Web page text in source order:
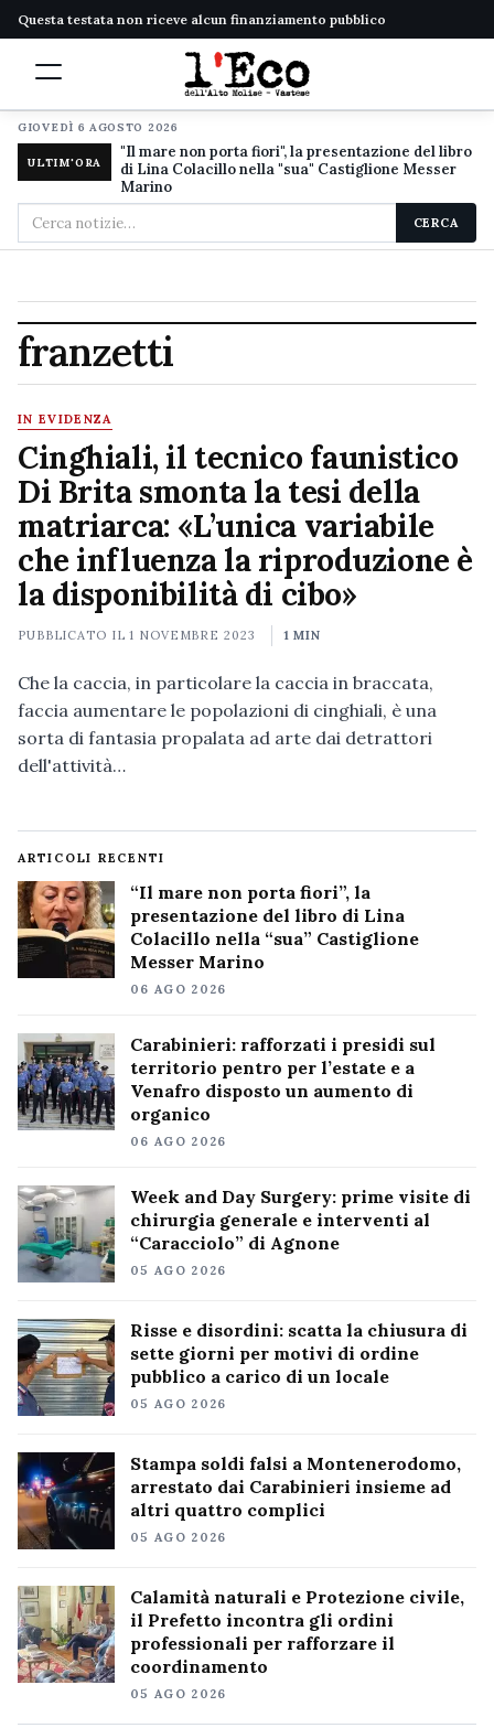
Questa testata non riceve alcun finanziamento pubblico
GIOVEDÌ 6 AGOSTO 2026
ULTIM'ORA
"Il mare non porta fiori", la presentazione del libro
di Lina Colacillo nella "sua" Castiglione Messer
Marino
Cerca
nel
CERCA
franzetti
IN EVIDENZA
Cinghiali, il tecnico faunistico
Di Brita smonta la tesi della
matriarca: «L’unica variabile
che influenza la riproduzione è
la disponibilità di cibo»
PUBBLICATO IL1 NOVEMBRE 2023 1 MIN
Che la caccia, in particolare la caccia in braccata,
faccia aumentare le popolazioni di cinghiali, è una
sorta di fantasia propalata ad arte dai detrattori
dell'attività…
ARTICOLI RECENTI
“Il mare non porta fiori”, la
presentazione del libro di Lina
Colacillo nella “sua” Castiglione
Messer Marino
06 AGO 2026
Carabinieri: rafforzati i presidi sul
territorio pentro per l’estate e a
Venafro disposto un aumento di
organico
06 AGO 2026
Week and Day Surgery: prime visite di
chirurgia generale e interventi al
“Caracciolo” di Agnone
05 AGO 2026
Risse e disordini: scatta la chiusura di
sette giorni per motivi di ordine
pubblico a carico di un locale
05 AGO 2026
Stampa soldi falsi a Montenerodomo,
arrestato dai Carabinieri insieme ad
altri quattro complici
05 AGO 2026
Calamità naturali e Protezione civile,
il Prefetto incontra gli ordini
professionali per rafforzare il
coordinamento
05 AGO 2026